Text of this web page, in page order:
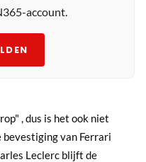
account.
, dus is het ook niet
bevestiging van Ferrari
Leclerc blijft de